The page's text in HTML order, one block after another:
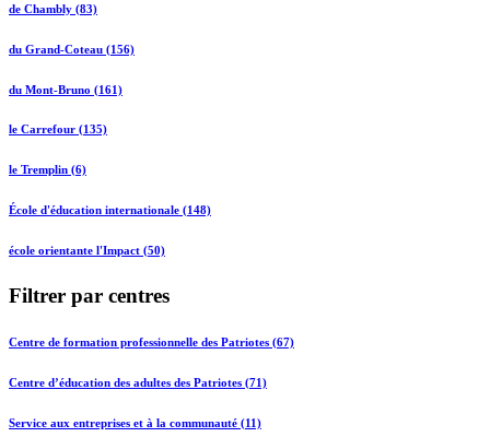
de Chambly (83)
du Grand-Coteau (156)
du Mont-Bruno (161)
le Carrefour (135)
le Tremplin (6)
École d'éducation internationale (148)
école orientante l'Impact (50)
Filtrer par centres
Centre de formation professionnelle des Patriotes (67)
Centre d’éducation des adultes des Patriotes (71)
Service aux entreprises et à la communauté (11)